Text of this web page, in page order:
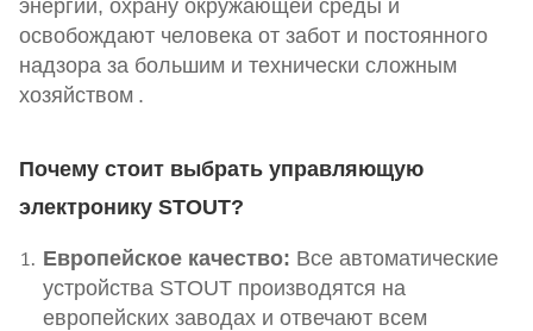
энергии, охрану окружающей среды и
освобождают человека от забот и постоянного
надзора за большим и технически сложным
хозяйством .
Почему стоит выбрать управляющую
электронику STOUT?
Европейское качество: Все автоматические
устройства STOUT производятся на
европейских заводах и отвечают всем